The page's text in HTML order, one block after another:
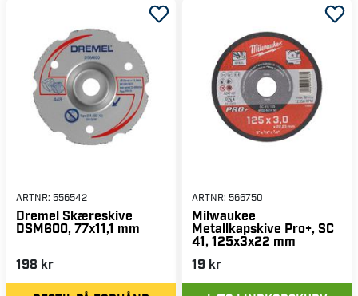
ARTNR: 556542
Dremel Skæreskive
DSM600, 77x11,1 mm
198 kr
ARTNR: 566750
Milwaukee
Metallkapskive Pro+, SC
41, 125x3x22 mm
19 kr